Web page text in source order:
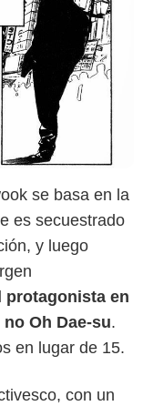
se basa en la
es secuestrado
y luego
protagonista en
Oh Dae-su.
en lugar de 15.
con un